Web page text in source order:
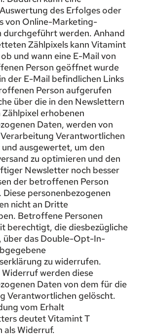
des Erfolges oder
von Online-Marketing-
durchgeführt werden. Anhand
Zählpixels kann Vitamint
und wann eine E-Mail von
Person geöffnet wurde
der E-Mail befindlichen Links
Person aufgerufen
über die in den Newslettern
erhobenen
Daten, werden von
Verantwortlichen
ausgewertet, um den
zu optimieren und den
Newsletter noch besser
der betroffenen Person
Diese personenbezogenen
nicht an Dritte
Betroffene Personen
berechtigt, die diesbezügliche
über das Double-Opt-In-
zu widerrufen.
Widerruf werden diese
Daten von dem für die
Verantwortlichen gelöscht.
vom Erhalt
deutet Vitamint T
als Widerruf.